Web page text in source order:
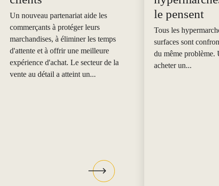
Un nouveau partenariat aide les
commerçants à protéger leurs
marchandises, à éliminer les temps
d'attente et à offrir une meilleure
expérience d'achat. Le secteur de la
vente au détail a atteint un...
le pensent
Tous les
surfaces sont
du même problème.
acheter un...